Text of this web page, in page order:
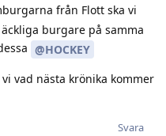
från Flott ska vi
burgare på samma
@HOCKEY
vad nästa krönika kommer
Svara